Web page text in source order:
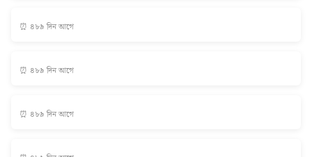
⏰ ৪৮৯ দিন আগে
⏰ ৪৮৯ দিন আগে
⏰ ৪৮৯ দিন আগে